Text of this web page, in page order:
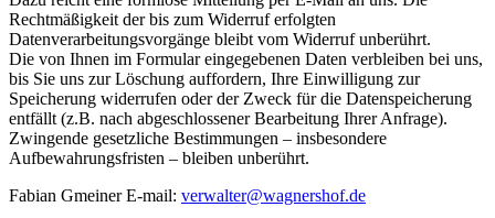
Rechtmäßigkeit der bis zum Widerruf erfolgten
Datenverarbeitungsvorgänge bleibt vom Widerruf unberührt.
Die von Ihnen im Formular eingegebenen Daten verbleiben bei uns,
bis Sie uns zur Löschung auffordern, Ihre Einwilligung zur
Speicherung widerrufen oder der Zweck für die Datenspeicherung
entfällt (z.B. nach abgeschlossener Bearbeitung Ihrer Anfrage).
Zwingende gesetzliche Bestimmungen – insbesondere
Aufbewahrungsfristen – bleiben unberührt.
Fabian Gmeiner E-mail: verwalter@wagnershof.de